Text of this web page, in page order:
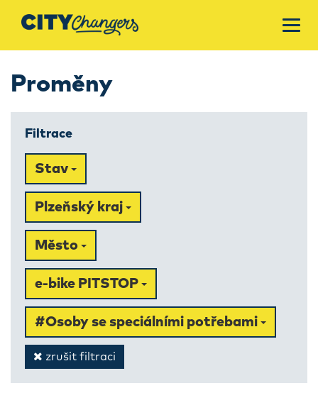
Proměny
Filtrace
Stav
Plzeňský kraj
Město
e-bike PITSTOP
#Osoby se speciálními potřebami
zrušit filtraci